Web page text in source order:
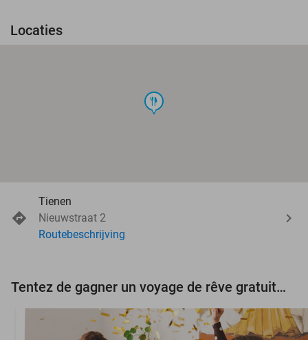
Locaties
food
Tienen
Nieuwstraat 2
Routebeschrijving
Tentez de gagner un voyage de rêve gratuit d'une valeur de 3.000 € !